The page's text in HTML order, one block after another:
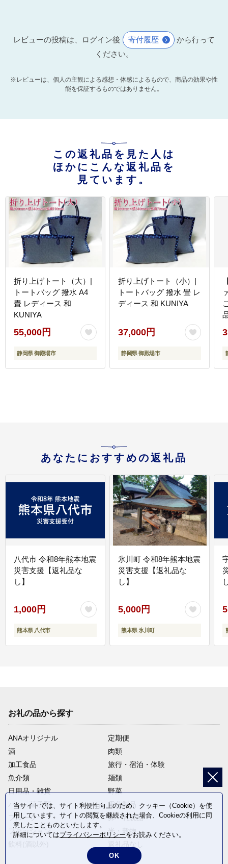
レビューの投稿は、ログイン後 寄付履歴
から行って
ください。
※レビューは、個人の主観による感想・体感によるもので、商品の効果や性
能を保証するものではありません。
この返礼品を見た人は
ほかにこんな返礼品を
見ています。
折り上げトート（大）|
トートバッグ 撥水 A4
畳 レディース 和
KUNIYA
55,000円
静岡県 御殿場市
折り上げトート（小）|
トートバッグ 撥水 畳 レ
ディース 和 KUNIYA
37,000円
静岡県 御殿場市
あなたにおすすめの返礼品
八代市 令和8年熊本地震
災害支援【返礼品な
し】
1,000円
熊本県 八代市
氷川町 令和8年熊本地震
災害支援【返礼品な
し】
5,000円
熊本県 氷川町
お礼の品から探す
ANAオリジナル
定期便
酒
肉類
加工食品
旅行・宿泊・体験
魚介類
麺類
日用品・雑貨
野菜
パン・菓子類
電化製品
フルーツ
卵・乳製品
ファッション
米・穀物
当サイトでは、サイト利便性向上のため、クッキー（Cookie）を使
用しています。サイトの閲覧を継続された場合、Cookieの利用に同
意したことものといたします。
詳細についてはプライバシーポリシーをお読みください。
OK